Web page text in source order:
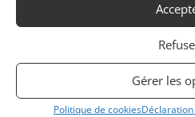
Gérer les
Politique de cookies
MCLAREN P1 GTR (2016)
SCOTTS VALLEY (ETATS-UNIS (USA))
Vends McLAREN P1 2016
pack piste d'usine.